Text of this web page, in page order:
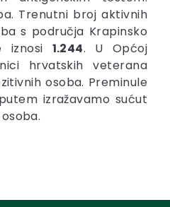
Trenutni broj aktivnih
s područja Krapinsko
iznosi 1.244. U Općoj
hrvatskih veterana
osoba. Preminule
izražavamo sućut